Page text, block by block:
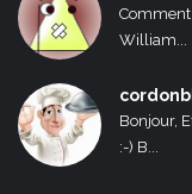
William...
Bonjour,
:-) B...